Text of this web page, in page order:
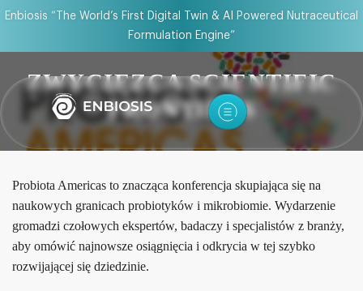
Enbiosis “The World’s First Digital Twin & AI Powered Nutraceutical
Formulation Engine”
ZWYCIĘZCA SCIENTIFIC
FRONTIERS
Probiota Americas to znacząca konferencja skupiająca się na
naukowych granicach probiotyków i mikrobiomie. Wydarzenie
gromadzi czołowych ekspertów, badaczy i specjalistów z branży,
aby omówić najnowsze osiągnięcia i odkrycia w tej szybko
rozwijającej się dziedzinie.